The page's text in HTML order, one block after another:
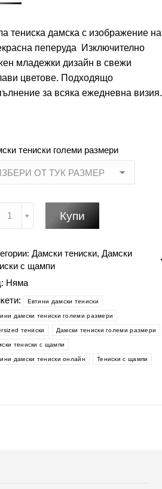
тениска дамска с изображение на
пеперуда Изключително
младежки дизайн в свежи
цветове. Подходящо
за всяка ежедневна визия.
тениски големи размери
Купи
Дамски тениски, Дамски
с щампи
Няма
Eвтини дамски тениски
дамски тениски големи размери
тениски Дамски тениски големи размери
тениски с щампи
дамски тениски онлайн Тениски с щампи